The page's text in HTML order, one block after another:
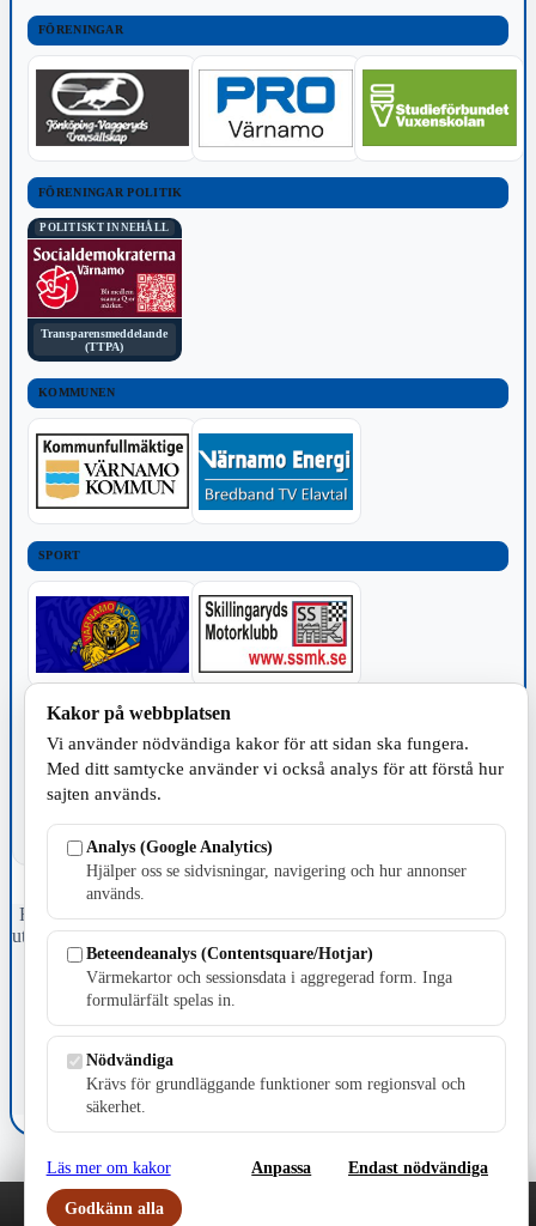
FÖRENINGAR
FÖRENINGAR POLITIK
POLITISKT INNEHÅLL
Transparensmeddelande
(TTPA)
KOMMUNEN
SPORT
TILLVERKNING
Fristående webbtidningsföretag grundat 1991 som sedan 2002 ger
ut tidningen Skillingaryd.nu och 2010 lanserades Värnamo.nu. Från
april 2026 omfattar Skillingaryd.nu tre kommuner: Gnosjö,
Värnamo och Vaggeryds kommun.
E-post: redaktionen@skillingaryd.nu
Postadress: Gisslaköp 1, 568 92 Skillingaryd
Kakor på webbplatsen
Vi använder nödvändiga kakor för att sidan ska fungera.
Med ditt samtycke använder vi också analys för att förstå hur
sajten används.
Analys (Google Analytics)
Hjälper oss se sidvisningar, navigering och hur annonser
används.
Beteendeanalys (Contentsquare/Hotjar)
Värmekartor och sessionsdata i aggregerad form. Inga
formulärfält spelas in.
Nödvändiga
Krävs för grundläggande funktioner som regionsval och
säkerhet.
Läs mer om kakor Anpassa Endast nödvändiga
Godkänn alla